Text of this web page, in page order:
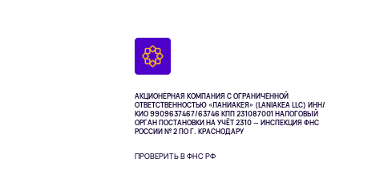
АКЦИОНЕРНАЯ КОМПАНИЯ С ОГРАНИЧЕННОЙ
ОТВЕТСТВЕННОСТЬЮ «ЛАНИАКЕЯ» (LANIAKEA LLC) ИНН/
КИО 9909637467/63746 КПП 231087001НАЛОГОВЫЙ
ОРГАН ПОСТАНОВКИ НА УЧЁТ 2310 — ИНСПЕКЦИЯ ФНС
РОССИИ № 2 ПО Г. КРАСНОДАРУ
ПРОВЕРИТЬ В ФНС РФ